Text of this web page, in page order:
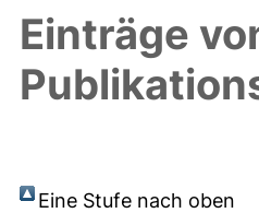
Einträge
Eine Stufe nach oben